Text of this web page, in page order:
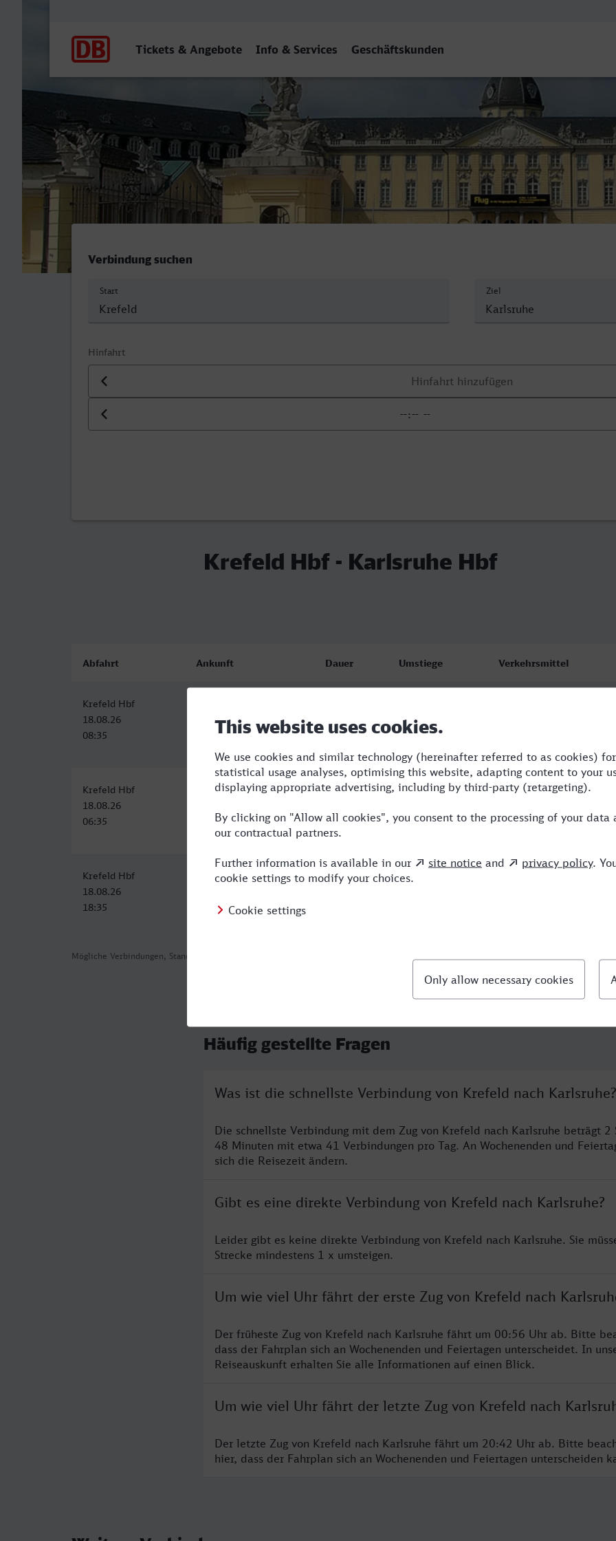
Tickets & Angebote Info & Services Geschäftskunden
Krefeld Hbf - Karlsruhe Hbf
Verbindung suchen
Start Ziel
Hinfahrt
Datum der Hinfahrt
Uhrzeit der Hinfahrt
Krefeld Hbf - Karlsruhe Hbf
Mögliche Verbindungen, Stand: 2026-08-04 00:55
Abfahrt Ankunft Dauer Umstiege Verkehrsmittel
Krefeld Hbf
18.08.26
08:35
18.08.26
11:23
Krefeld Hbf
18.08.26
06:35
Karlsruhe Hbf
09:59
3:24 2 NX,ICE
Krefeld Hbf
18.08.26
18:35
Karlsruhe Hbf
21:23
2:48 2
Häufig gestellte Fragen
Was ist die schnellste Verbindung von Krefeld nach Karlsruhe?
Die schnellste Verbindung mit dem Zug von Krefeld nach Karlsruhe beträgt 2
48 Minuten mit etwa 41 Verbindungen pro Tag. An Wochenenden und
sich die Reisezeit ändern.
Gibt es eine direkte Verbindung von Krefeld nach Karlsruhe?
Leider gibt es keine direkte Verbindung von Krefeld nach Karlsruhe. Sie
Strecke mindestens 1 x umsteigen.
Um wie viel Uhr fährt der erste Zug von Krefeld nach
Der früheste Zug von Krefeld nach Karlsruhe fährt um 00:56 Uhr ab. Bitte
dass der Fahrplan sich an Wochenenden und Feiertagen unterscheidet. In
Reiseauskunft erhalten Sie alle Informationen auf einen Blick.
Um wie viel Uhr fährt der letzte Zug von Krefeld nach
Der letzte Zug von Krefeld nach Karlsruhe fährt um 20:42 Uhr ab. Bitte
hier, dass der Fahrplan sich an Wochenenden und Feiertagen unterscheiden